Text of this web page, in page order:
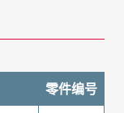
零件编号